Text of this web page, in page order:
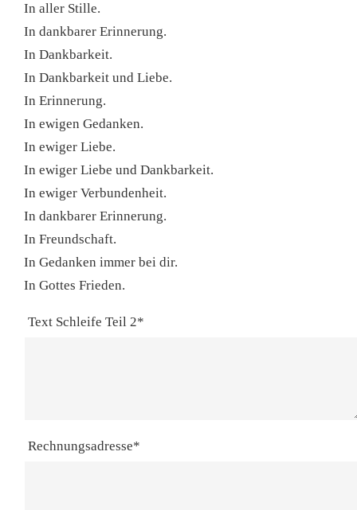
In aller Stille.
In dankbarer Erinnerung.
In Dankbarkeit.
In Dankbarkeit und Liebe.
In Erinnerung.
In ewigen Gedanken.
In ewiger Liebe.
In ewiger Liebe und Dankbarkeit.
In ewiger Verbundenheit.
In dankbarer Erinnerung.
In Freundschaft.
In Gedanken immer bei dir.
In Gottes Frieden.
Text Schleife Teil 2*
Rechnungsadresse*